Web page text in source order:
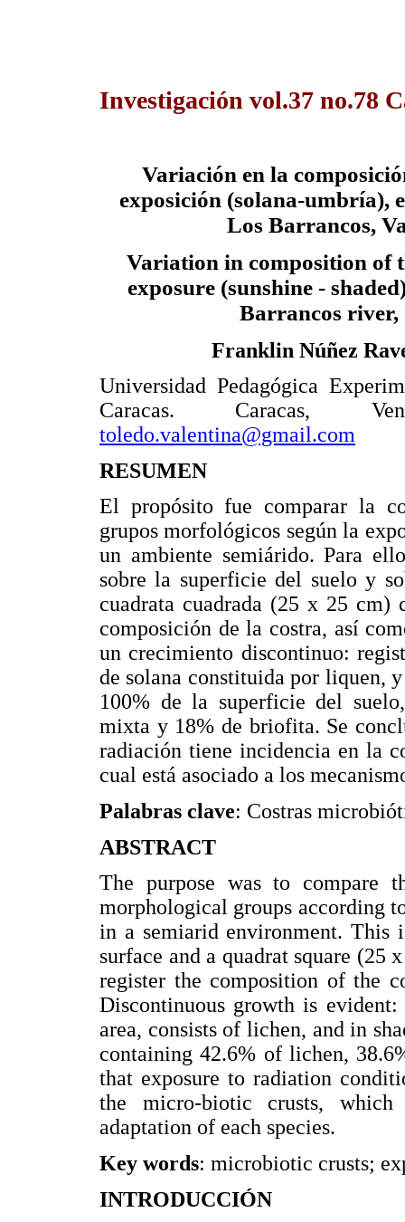
Investigación vol.37 no.78
Variación en la
exposición (solana-umbría),
Los Barrancos,
Variation in composition of
exposure (sunshine -
Barrancos
Franklin Núñez
Universidad Pedagógica
Caracas. Caracas,
toledo.valentina@gmail.com
RESUMEN
El propósito fue comparar la
grupos morfológicos según la
un ambiente semiárido. Para
sobre la superficie del suelo y
cuadrata cuadrada (25 x 25
composición de la costra, así
un crecimiento discontinuo:
de solana constituida por liquen,
100% de la superficie del
mixta y 18% de briofita. Se
radiación tiene incidencia en la
cual está asociado a los
Palabras clave: Costras
ABSTRACT
The purpose was to compare
morphological groups according
in a semiarid environment. This
surface and a quadrat square (25
register the composition of the
Discontinuous growth is
area, consists of lichen, and in
containing 42.6% of lichen,
that exposure to radiation
the micro-biotic crusts,
adaptation of each species.
Key words: microbiotic crusts;
INTRODUCCIÓN